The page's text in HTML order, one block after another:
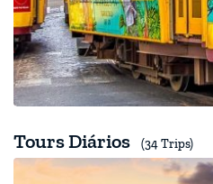
Tours Diários (34 Trips)